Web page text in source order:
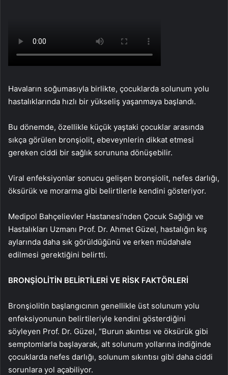
Havaların soğumasıyla birlikte, çocuklarda solunum yolu
hastalıklarında hızlı bir yükseliş yaşanmaya başlandı.
Bu dönemde, özellikle küçük yaştaki çocuklar arasında
sıkça görülen bronşiolit, ebeveynlerin dikkat etmesi
gereken ciddi bir sağlık sorununa dönüşebilir.
Viral enfeksiyonlar sonucu gelişen bronşiolit, nefes darlığı,
öksürük ve morarma gibi belirtilerle kendini gösteriyor.
Medipol Bahçelievler Hastanesi’nden Çocuk Sağlığı ve
Hastalıkları Uzmanı Prof. Dr. Ahmet Güzel, hastalığın kış
aylarında daha sık görüldüğünü ve erken müdahale
edilmesi gerektiğini belirtti.
BRONŞİOLİTİN BELİRTİLERİ VE RİSK FAKTÖRLERİ
Bronşiolitin başlangıcının genellikle üst solunum yolu
enfeksiyonunun belirtileriyle kendini gösterdiğini
söyleyen Prof. Dr. Güzel, “Burun akıntısı ve öksürük gibi
semptomlarla başlayarak, alt solunum yollarına indiğinde
çocuklarda nefes darlığı, solunum sıkıntısı gibi daha ciddi
sorunlara yol açabiliyor.